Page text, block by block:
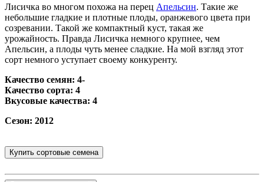
Лисичка во многом похожа на перец Апельсин. Такие же
небольшие гладкие и плотные плоды, оранжевого цвета при
созревании. Такой же компактный куст, такая же
урожайность. Правда Лисичка немного крупнее, чем
Апельсин, а плоды чуть менее сладкие. На мой взгляд этот
сорт немного уступает своему конкуренту.
Качество семян: 4-
Качество сорта: 4
Вкусовые качества: 4
Сезон: 2012